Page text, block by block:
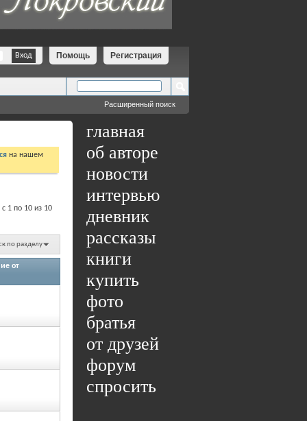
Регистрация
Помощь
Расширенный поиск
главная
об авторе
новости
интервью
дневник
рассказы
книги
купить
фото
братья
от друзей
форум
спросить
на нашем
1 по 10 из 10
по разделу
от